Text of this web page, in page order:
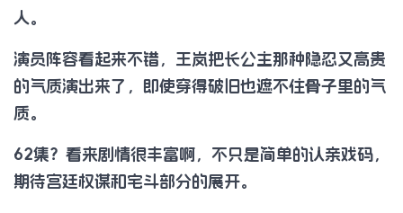
人。
演员阵容看起来不错，王岚把长公主那种隐忍又高贵
的气质演出来了，即使穿得破旧也遮不住骨子里的气
质。
62集？看来剧情很丰富啊，不只是简单的认亲戏码，
期待宫廷权谋和宅斗部分的展开。